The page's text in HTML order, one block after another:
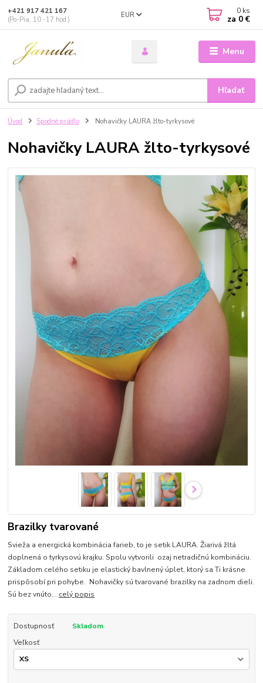
Menu
EUR
Hľadať
+421 917 421 167
(Po-Pia, 10 -17 hod.)
0 ks
za 0 €
Úvod Spodné prádlo Nohavičky LAURA žlto-tyrkysové
Nohavičky LAURA žlto-tyrkysové
Brazilky tvarované
Svieža a energická kombinácia farieb, to je setik LAURA. Žiarivá žltá
doplnená o tyrkysovú krajku. Spolu vytvorili ozaj netradičnú kombináciu.
Základom celého setiku je elastický bavlnený úplet, ktorý sa Ti krásne
prispôsobí pri pohybe. Nohavičky sú tvarované brazilky na zadnom dieli.
Sú bez vnúto... celý popis
Dostupnosť
Skladom
Veľkosť